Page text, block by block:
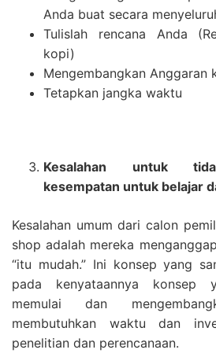
Anda buat secara
Tulislah rencana Anda
kopi)
Mengembangkan Anggaran
Tetapkan jangka waktu
Kesalahan untuk
kesempatan untuk belajar
Kesalahan umum dari calon
shop adalah mereka
“itu mudah.” Ini konsep yang
pada kenyataannya konsep
memulai dan
membutuhkan waktu dan
penelitian dan perencanaan.